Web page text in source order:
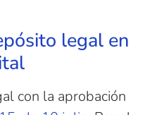
legal en
con la aprobación